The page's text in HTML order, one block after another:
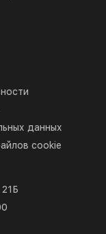
данных
cookie